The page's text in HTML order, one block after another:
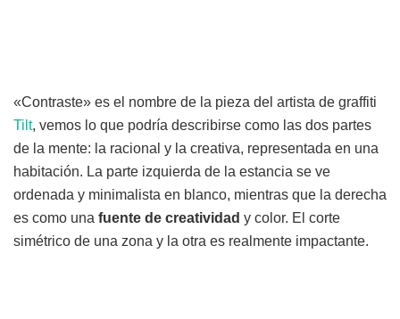
«Contraste» es el nombre de la pieza del artista de graffiti
Tilt, vemos lo que podría describirse como las dos partes
de la mente: la racional y la creativa, representada en una
habitación. La parte izquierda de la estancia se ve
ordenada y minimalista en blanco, mientras que la derecha
es como una fuente de creatividad y color. El corte
simétrico de una zona y la otra es realmente impactante.